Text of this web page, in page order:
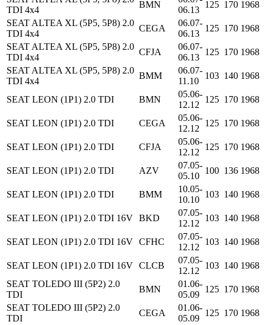
TDI 4x4
BMN
06.13
125 170 1968
SEAT ALTEA XL (5P5, 5P8) 2.0
TDI 4x4
CEGA
06.07-
06.13
125 170 1968
SEAT ALTEA XL (5P5, 5P8) 2.0
TDI 4x4
CFJA
06.07-
06.13
125 170 1968
SEAT ALTEA XL (5P5, 5P8) 2.0
TDI 4x4
BMM
06.07-
11.10
103 140 1968
SEAT LEON (1P1) 2.0 TDI BMN
05.06-
12.12
125 170 1968
SEAT LEON (1P1) 2.0 TDI CEGA
05.06-
12.12
125 170 1968
SEAT LEON (1P1) 2.0 TDI CFJA
05.06-
12.12
125 170 1968
SEAT LEON (1P1) 2.0 TDI AZV
07.05-
05.10
100 136 1968
SEAT LEON (1P1) 2.0 TDI BMM
10.05-
10.10
103 140 1968
SEAT LEON (1P1) 2.0 TDI 16V BKD
07.05-
12.12
103 140 1968
SEAT LEON (1P1) 2.0 TDI 16V CFHC
07.05-
12.12
103 140 1968
SEAT LEON (1P1) 2.0 TDI 16V CLCB
07.05-
12.12
103 140 1968
SEAT TOLEDO III (5P2) 2.0
TDI
BMN
01.06-
05.09
125 170 1968
SEAT TOLEDO III (5P2) 2.0
TDI
CEGA
01.06-
05.09
125 170 1968